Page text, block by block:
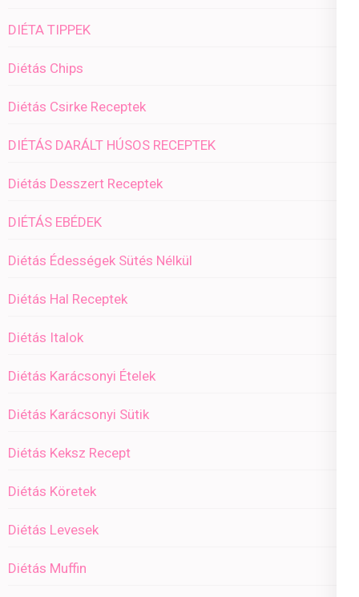
DIÉTA TIPPEK
Diétás Chips
Diétás Csirke Receptek
DIÉTÁS DARÁLT HÚSOS RECEPTEK
Diétás Desszert Receptek
DIÉTÁS EBÉDEK
Diétás Édességek Sütés Nélkül
Diétás Hal Receptek
Diétás Italok
Diétás Karácsonyi Ételek
Diétás Karácsonyi Sütik
Diétás Keksz Recept
Diétás Köretek
Diétás Levesek
Diétás Muffin